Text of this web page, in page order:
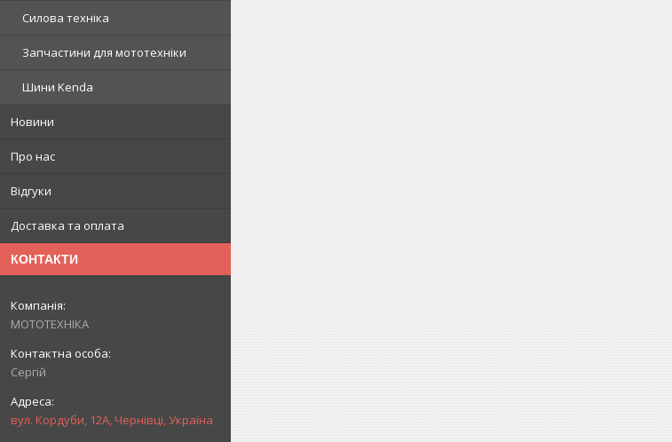
Силова техніка
Запчастини для мототехніки
Шини Kenda
Новини
Про нас
Відгуки
Доставка та оплата
КОНТАКТИ
МОТОТЕХНІКА
Сергій
вул. Кордуби, 12А, Чернівці, Україна